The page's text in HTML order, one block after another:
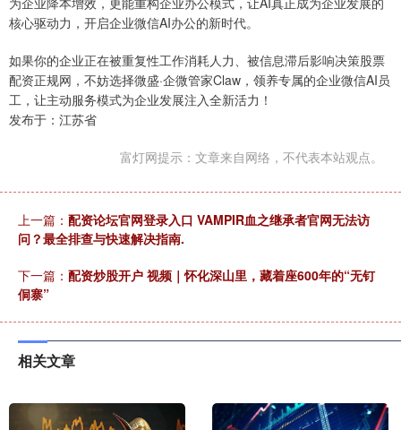
核心驱动力，开启企业微信AI办公的新时代。
如果你的企业正在被重复性工作消耗人力、被信息滞后影响决策股票
配资正规网，不妨选择微盛·企微管家Claw，领养专属的企业微信AI员
工，让主动服务模式为企业发展注入全新活力！
发布于：江苏省
富灯网提示：文章来自网络，不代表本站观点。
上一篇： 配资论坛官网登录入口 VAMPIR血之继承者官网无法访
问？最全排查与快速解决指南.
下一篇： 配资炒股开户 视频｜怀化深山里，藏着座600年的“无钉
侗寨”
相关文章